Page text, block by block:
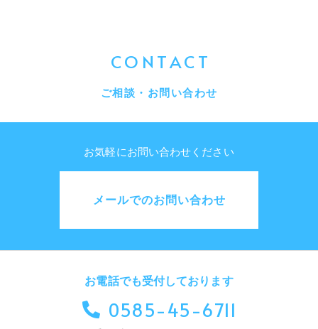
CONTACT
ご相談・お問い合わせ
お気軽にお問い合わせください
メールでのお問い合わせ
お電話でも受付しております
0585-45-6711